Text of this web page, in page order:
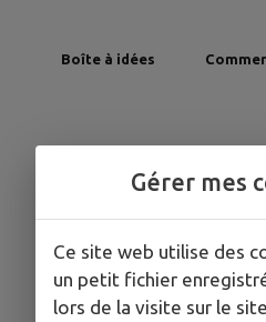
Boîte à idées
Établissements
scolaires
Gérer mes
Ce site web utilise des
un petit fichier
lors de la visite sur le site.